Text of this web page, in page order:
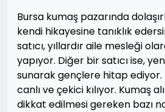
Bursa kumaş pazarında
kendi hikayesine tanıklık
satıcı, yıllardır aile mesleği
yapıyor. Diğer bir satıcı ise,
sunarak gençlere hitap ediyor.
canlı ve çekici kılıyor. Kumaş
dikkat edilmesi gereken bazı